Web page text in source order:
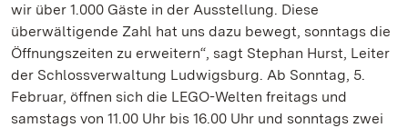
wir über 1.000 Gäste in der Ausstellung. Diese
überwältigende Zahl hat uns dazu bewegt, sonntags die
Öffnungszeiten zu erweitern“, sagt Stephan Hurst, Leiter
der Schlossverwaltung Ludwigsburg. Ab Sonntag, 5.
Februar, öffnen sich die LEGO-Welten freitags und
samstags von 11.00 Uhr bis 16.00 Uhr und sonntags zwei